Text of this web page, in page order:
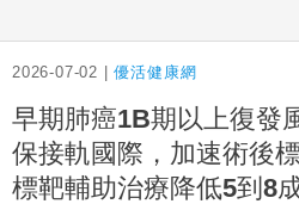
2026-07-02 |優活健康網
早期肺癌1B期以上復發
保接軌國際，加速術後
標靶輔助治療降低5到8